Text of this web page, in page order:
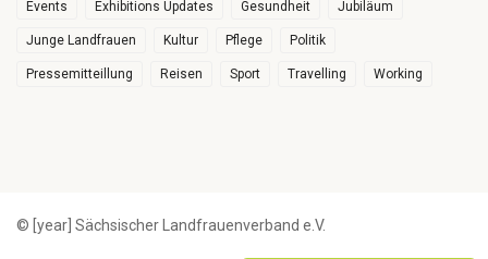
Events Exhibitions Updates Gesundheit Jubiläum
Junge Landfrauen Kultur Pflege Politik
Pressemitteillung Reisen Sport Travelling Working
© [year] Sächsischer Landfrauenverband e.V.